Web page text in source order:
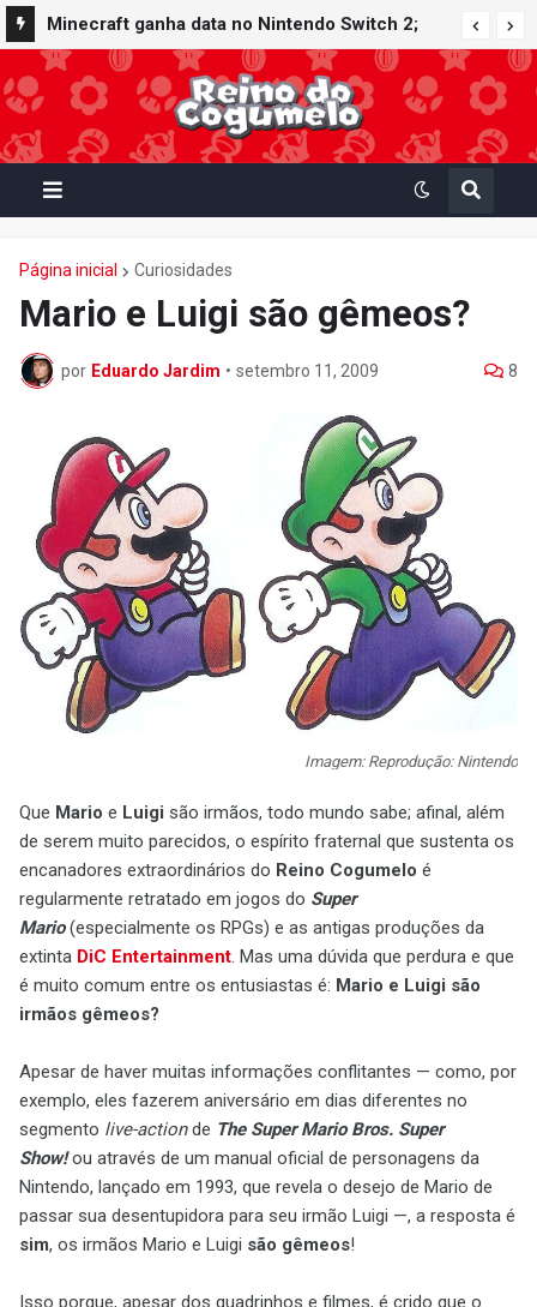
Minecraft ganha data no Nintendo Switch 2;
Super Mario Mash-Up receberá atualização
gráfica exclusiva
Página inicial Curiosidades
Mario e Luigi são gêmeos?
por Eduardo Jardim • setembro 11, 2009 8
Imagem: Reprodução: Nintendo
Que Mario e Luigi são irmãos, todo mundo sabe; afinal, além
de serem muito parecidos, o espírito fraternal que sustenta os
encanadores extraordinários do Reino Cogumelo é
regularmente retratado em jogos do Super
Mario(especialmente os RPGs) e as antigas produções da
extinta DiC Entertainment. Mas uma dúvida que perdura e que
é muito comum entre os entusiastas é: Mario e Luigi são
irmãos gêmeos?
Apesar de haver muitas informações conflitantes — como, por
exemplo, eles fazerem aniversário em dias diferentes no
segmento live-actionde The Super Mario Bros. Super
Show!ou através de um manual oficial de personagens da
Nintendo, lançado em 1993, que revela o desejo de Mario de
passar sua desentupidora para seu irmão Luigi —, a resposta é
sim, os irmãos Mario e Luigi são gêmeos!
Isso porque, apesar dos quadrinhos e filmes, é crido que o